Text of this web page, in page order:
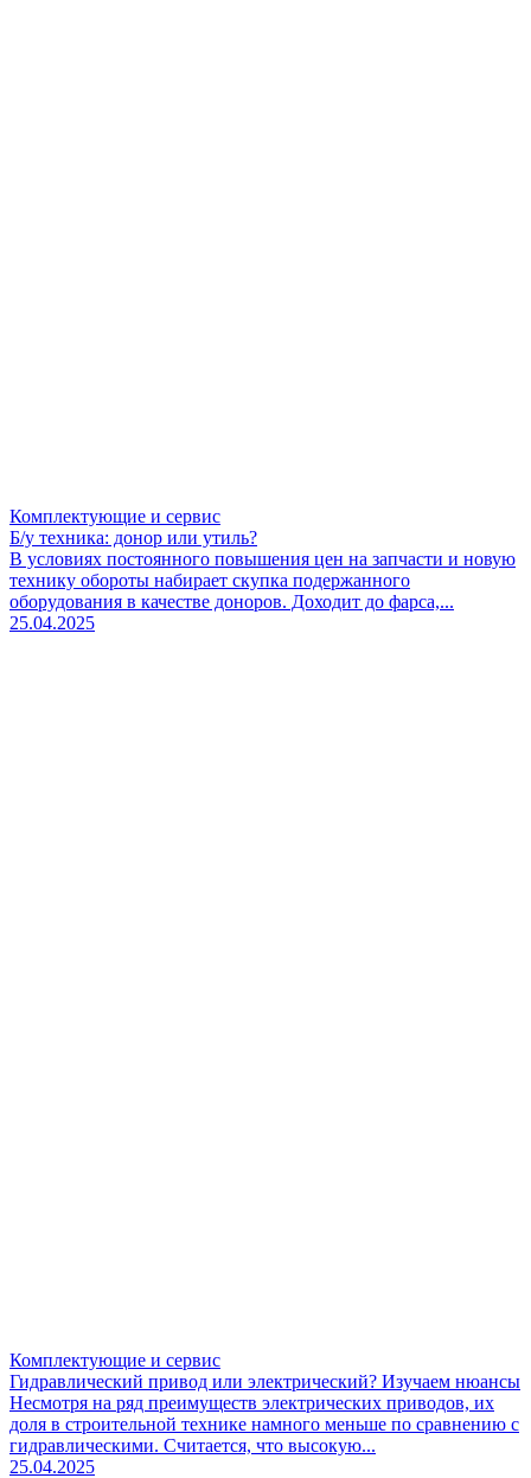
Комплектующие и сервис
Б/у техника: донор или утиль?
В условиях постоянного повышения цен на запчасти и новую
технику обороты набирает скупка подержанного
оборудования в качестве доноров. Доходит до фарса,...
25.04.2025
Комплектующие и сервис
Гидравлический привод или электрический? Изучаем нюансы
Несмотря на ряд преимуществ электрических приводов, их
доля в строительной технике намного меньше по сравнению с
гидравлическими. Считается, что высокую...
25.04.2025